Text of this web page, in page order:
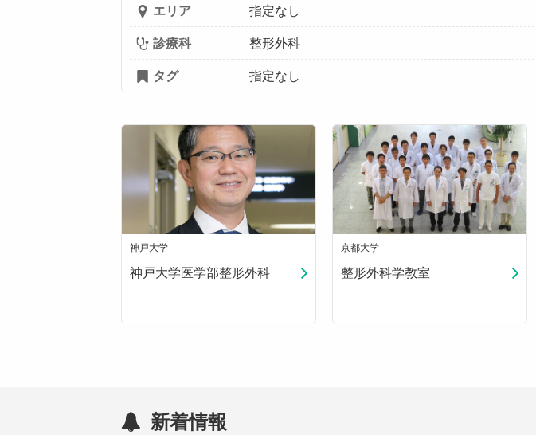
エリア
指定なし
診療科
整形外科
タグ
指定なし
神戸大学
神戸大学医学部整形外科
京都大学
整形外科学教室
新着情報